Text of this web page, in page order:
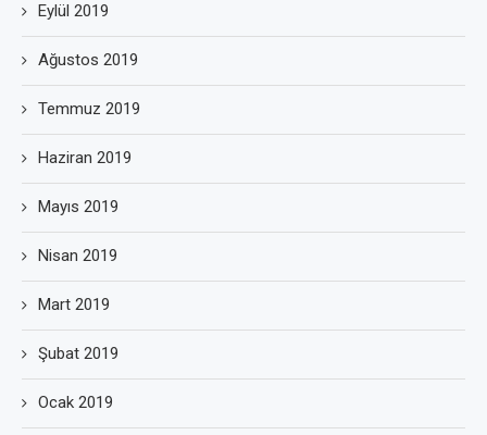
Eylül 2019
Ağustos 2019
Temmuz 2019
Haziran 2019
Mayıs 2019
Nisan 2019
Mart 2019
Şubat 2019
Ocak 2019